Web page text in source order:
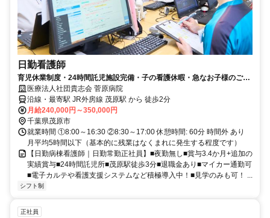
日勤看護師
育児休業制度・24時間託児施設完備・子の看護休暇・急なお子様のご病
気でのお休みなど子育てしながらでも勤務しやすい体制です。
医療法人社団貴志会 菅原病院
沿線・最寄駅 JR外房線 茂原駅 から 徒歩2分
月給240,000円～350,000円
千葉県茂原市
就業時間 ①8:00～16:30 ②8:30～17:00 休憩時間: 60分 時間外 あり
月平均5時間以下（基本的に残業はなくまれに発生する程度です）
【日勤病棟看護師｜日勤常勤正社員】■夜勤無し■賞与3.4か月+追加の
実績賞与■24時間託児所■茂原駅徒歩3分■退職金あり■マイカー通勤可
■電子カルテや看護支援システムなど積極導入中！■見学のみも可！ ...
シフト制
正社員